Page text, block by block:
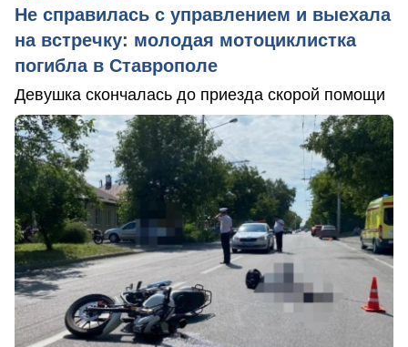
Не справилась с управлением и выехала
на встречку: молодая мотоциклистка
погибла в Ставрополе
Девушка скончалась до приезда скорой помощи